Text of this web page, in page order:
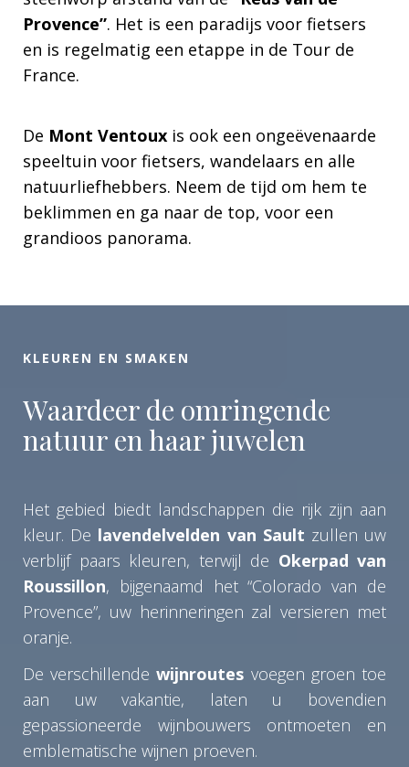
Provence”. Het is een paradijs voor fietsers
en is regelmatig een etappe in de Tour de
France.
De Mont Ventoux is ook een ongeëvenaarde
speeltuin voor fietsers, wandelaars en alle
natuurliefhebbers. Neem de tijd om hem te
beklimmen en ga naar de top, voor een
grandioos panorama.
KLEUREN EN SMAKEN
Waardeer de omringende
natuur en haar juwelen
Het gebied biedt landschappen die rijk zijn aan
kleur. De lavendelvelden van Sault zullen uw
verblijf paars kleuren, terwijl de Okerpad van
Roussillon, bijgenaamd het “Colorado van de
Provence”, uw herinneringen zal versieren met
oranje.
De verschillendewijnroutes voegen groen toe
aan uw vakantie, laten u bovendien
gepassioneerde wijnbouwers ontmoeten en
emblematische wijnen proeven.